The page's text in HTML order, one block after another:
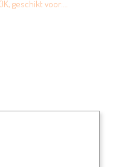
geschikt voor:…